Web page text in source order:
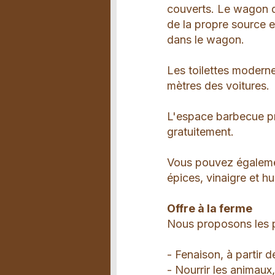
couverts. Le wagon
de la propre source
dans le wagon.
Les toilettes
mètres des voitures.
L'espace barbecue
gratuitement.
Vous pouvez
épices, vinaigre et
Offre à la ferme
Nous proposons les
- Fenaison, à partir
- Nourrir les